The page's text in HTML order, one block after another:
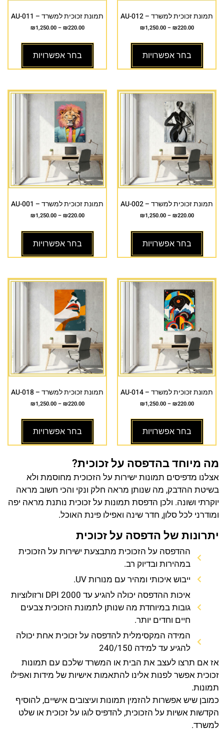
תמונת זכוכית למשרד – AU-012
₪220.00
–
₪1,250.00
בחר אפשרויות
תמונת זכוכית למשרד – AU-011
₪220.00
–
₪1,250.00
בחר אפשרויות
תמונת זכוכית למשרד – AU-002
₪220.00
–
₪1,250.00
בחר אפשרויות
תמונת זכוכית למשרד – AU-001
₪220.00
–
₪1,250.00
בחר אפשרויות
תמונת זכוכית למשרד – AU-014
₪220.00
–
₪1,250.00
בחר אפשרויות
תמונת זכוכית למשרד – AU-018
₪220.00
–
₪1,250.00
בחר אפשרויות
מה מיוחד בהדפסה על זכוכית?
אצלנו מדפיסים תמונות ישירות על הזכוכית מחוסמת ולא
בשיטת ההדבק, מה שנותן מראה חלק ונקי והכי חשוב מראה
יוקרתי ושונה. ולכן הדפסת תמונות על זכוכית נותנת מראה יפה
ומודרני לכל סלון, חדר שינה ואפילו פינת האוכל.
יתרונות של הדפסה על זכוכית
ההדפסה על הזכוכית מתבצעת ישירות על הזכוכית
במהירות ובדיוק רב.
ייבוש איכותי ומהיר עם מנורות UV.
איכות ההדפסה יכולה להגיע עד 2000 DPI ורזולוציות
גובות במיוחדת מה שנותן לתמונת הזכוכית צבעים
חיים וחדים יותר.
המידה המקסימלית להדפסה על זכוכית אחת יכולה
להגיע עד למידה 240/150
אז אם תרצו לעצב את הבית או המשרד שלכם עם תמונות
זכוכית אפשר לפנות אלינו להתאמות אישיות של מידות ואפילו
תמונות.
כמובן שיש אפשרות להזמין תמונות ועיצובים אישיים, להוסיף
הקדשות אשיות על הזכוכית, להדפיס לוגו על זכוכית או שלט
למשרד.